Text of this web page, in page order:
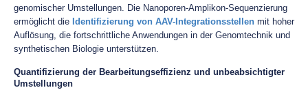
genomischer Umstellungen. Die Nanoporen-Amplikon-Sequenzierung
ermöglicht die Identifizierung von AAV-Integrationsstellen mit hoher
Auflösung, die fortschrittliche Anwendungen in der Genomtechnik und
synthetischen Biologie unterstützen.
Quantifizierung der Bearbeitungseffizienz und unbeabsichtigter
Umstellungen